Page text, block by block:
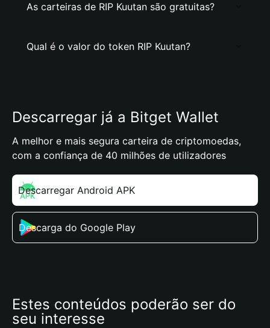
As carteiras de RIP Kuutan são gratuitas?
Qual é o valor do token RIP Kuutan?
Descarregar já a Bitget Wallet
A melhor e mais segura carteira de criptomoedas,
com a confiança de 40 milhões de utilizadores
Descarregar Android APK
Descarga do Google Play
Estes conteúdos poderão ser do
seu interesse